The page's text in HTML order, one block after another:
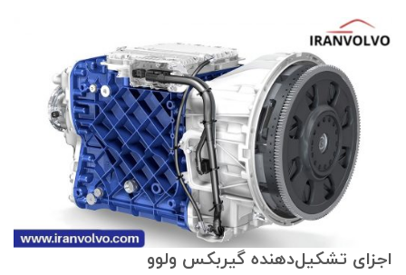
اجزای تشکیل‌دهنده گیربکس ولوو